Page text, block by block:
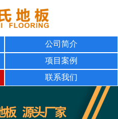
公司简介
项目案例
联系我们